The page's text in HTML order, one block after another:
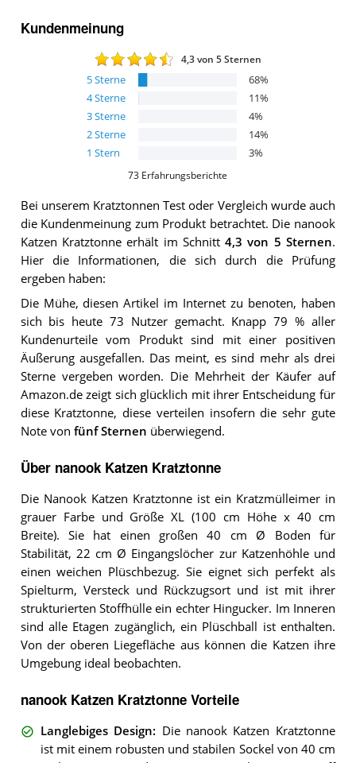
Kundenmeinung
4,3von 5 Sternen
5Sterne 68%
4Sterne 11%
3Sterne 4%
2Sterne 14%
1 Stern 3%
73 Erfahrungsberichte
Bei unserem Kratztonnen Test oder Vergleich wurde auch
die Kundenmeinung zum Produkt betrachtet. Die nanook
Katzen Kratztonneerhält im Schnitt4,3 von 5 Sternen.
Hier die Informationen, die sich durch die Prüfung
ergeben haben:
Die Mühe, diesen Artikel im Internet zu benoten, haben
sich bis heute 73 Nutzer gemacht. Knapp 79 % aller
Kundenurteile vom Produkt sind mit einer positiven
Äußerung ausgefallen. Das meint, es sind mehr als drei
Sterne vergeben worden. Die Mehrheit der Käufer auf
Amazon.de zeigt sich glücklich mit ihrer Entscheidung für
diese Kratztonne, diese verteilen insofern die sehr gute
Note von fünf Sternen überwiegend.
Über nanook Katzen Kratztonne
Die Nanook Katzen Kratztonne ist ein Kratzmülleimer in
grauer Farbe und Größe XL (100 cm Höhe x 40 cm
Breite). Sie hat einen großen 40 cm Ø Boden für
Stabilität, 22 cm Ø Eingangslöcher zur Katzenhöhle und
einen weichen Plüschbezug. Sie eignet sich perfekt als
Spielturm, Versteck und Rückzugsort und ist mit ihrer
strukturierten Stoffhülle ein echter Hingucker. Im Inneren
sind alle Etagen zugänglich, ein Plüschball ist enthalten.
Von der oberen Liegefläche aus können die Katzen ihre
Umgebung ideal beobachten.
nanook Katzen Kratztonne Vorteile
Langlebiges Design: Die nanook Katzen Kratztonne
ist mit einem robusten und stabilen Sockel von 40 cm